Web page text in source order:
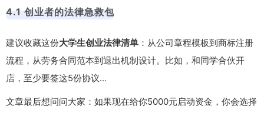
4.1 创业者的法律急救包
建议收藏这份大学生创业法律清单 ：从公司章程模板到商标注册
流程，从劳务合同范本到退出机制设计。比如，和同学合伙开
店，至少要签这5份协议...
文章最后想问问大家：如果现在给你5000元启动资金，你会选择